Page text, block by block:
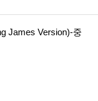
James Version)-중